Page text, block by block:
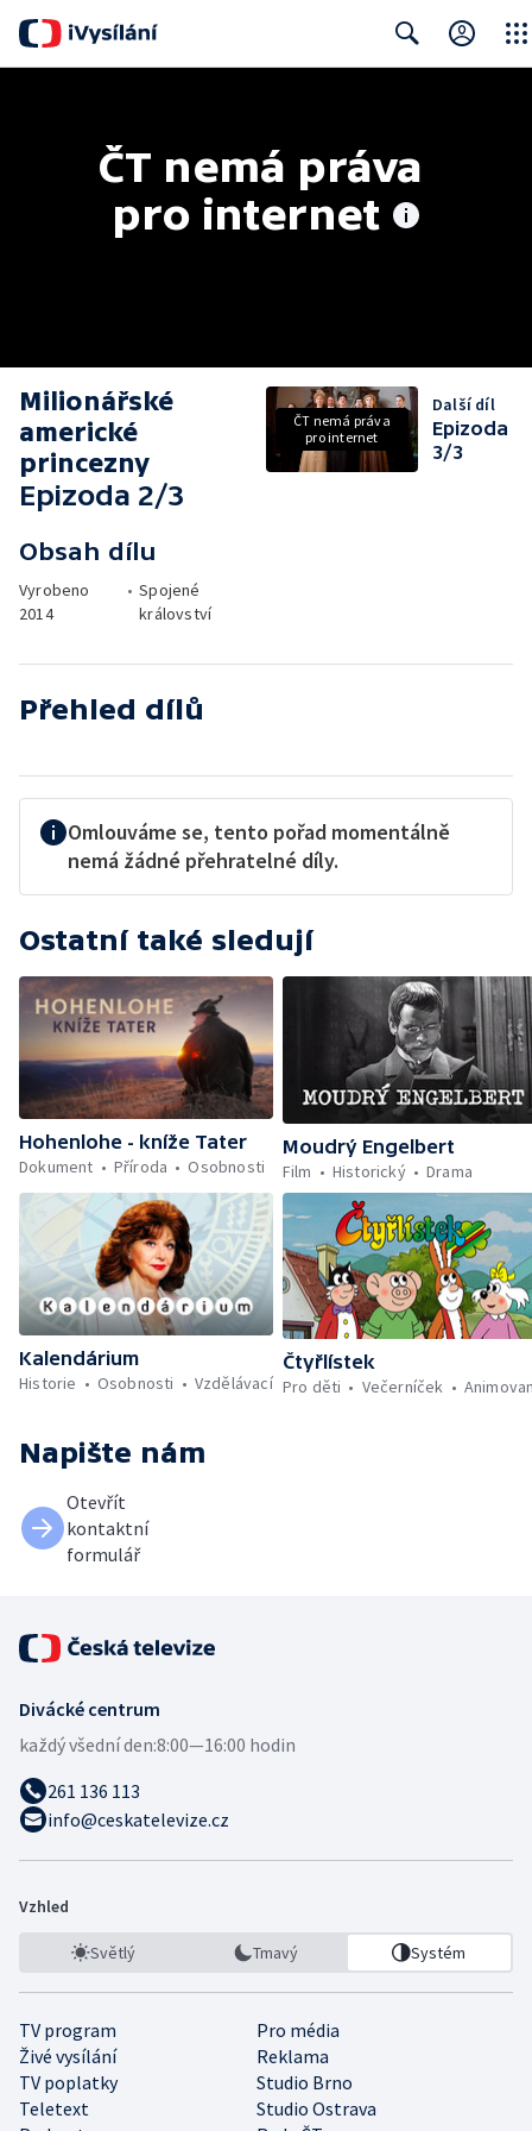
ČT nemá práva
pro internet
Milionářské
americké
princezny
Epizoda 2/3
Obsah dílu
Vyrobeno
2014
• Spojené
království
ČT nemá práva
pro internet
Další díl
Epizoda
3/3
Přehled dílů
Omlouváme se, tento pořad momentálně
nemá žádné přehratelné díly.
Ostatní také sledují
Hohenlohe - kníže Tater
Dokument
Příroda Osobnosti
Moudrý Engelbert
Film
Historický Drama
Kalendárium
Historie
Osobnosti Vzdělávací
Čtyřlístek
Pro děti
Večerníček
Napište nám
Otevřít
kontaktní
formulář
Divácké centrum
každý všední den:8:00—16:00 hodin
261 136 113
info@ceskatelevize.cz
Vzhled
Světlý Tmavý Systém
TV program
Pro média
Živé vysílání
Reklama
TV poplatky
Studio Brno
Teletext
Studio Ostrava